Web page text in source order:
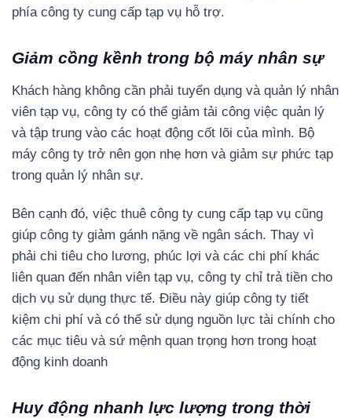
phía công ty cung cấp tạp vụ hỗ trợ.
Giảm cồng kềnh trong bộ máy nhân sự
Khách hàng không cần phải tuyển dụng và quản lý nhân
viên tạp vụ, công ty có thể giảm tải công việc quản lý
và tập trung vào các hoạt động cốt lõi của mình. Bộ
máy công ty trở nên gọn nhẹ hơn và giảm sự phức tạp
trong quản lý nhân sự.
Bên cạnh đó, việc thuê công ty cung cấp tạp vụ cũng
giúp công ty giảm gánh nặng về ngân sách. Thay vì
phải chi tiêu cho lương, phúc lợi và các chi phí khác
liên quan đến nhân viên tạp vụ, công ty chỉ trả tiền cho
dịch vụ sử dụng thực tế. Điều này giúp công ty tiết
kiệm chi phí và có thể sử dụng nguồn lực tài chính cho
các mục tiêu và sứ mệnh quan trọng hơn trong hoạt
động kinh doanh
Huy động nhanh lực lượng trong thời